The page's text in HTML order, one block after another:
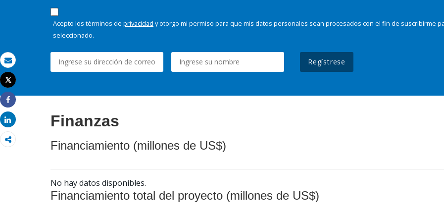
Correo electrónico
Imprimir
Tweet
Share
Share
Acepto los términos de privacidad y otorgo mi permiso para que mis datos personales sean procesados con el fin de suscribirme
seleccionado.
Regístrese
Finanzas
Financiamiento (millones de US$)
No hay datos disponibles.
Financiamiento total del proyecto (millones de US$)